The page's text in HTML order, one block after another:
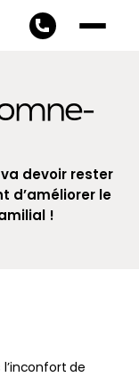
devoir rester
d’améliorer le
!
l’inconfort de